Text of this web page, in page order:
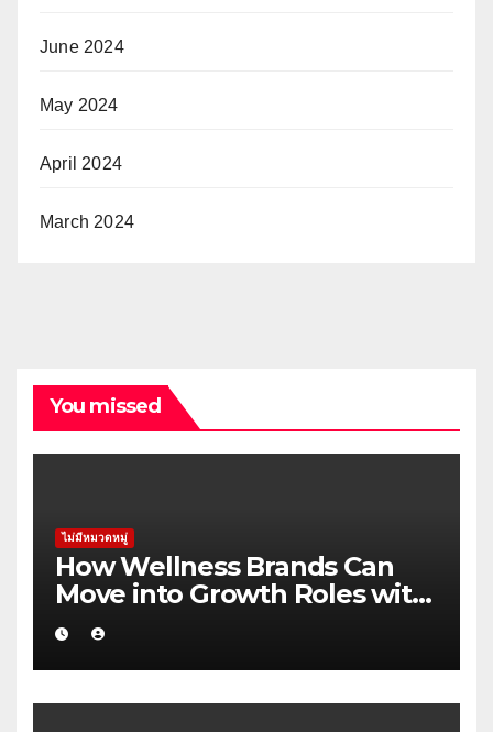
June 2024
May 2024
April 2024
March 2024
You missed
ไม่มีหมวดหมู่
How Wellness Brands Can
Move into Growth Roles with
Fewer False Starts in the
Pilbara